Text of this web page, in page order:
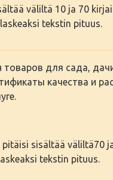
väliltä 10 ja 70
laskeaksi tekstin pituus.
товаров для сада,
качества и
pitäisi sisältää väliltä70
laskeaksi tekstin pituus.